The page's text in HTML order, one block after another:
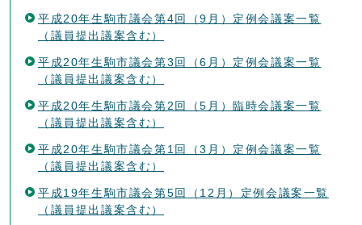
平成20年生駒市議会第4回（9月）定例会議案一覧
（議員提出議案含む）
平成20年生駒市議会第3回（6月）定例会議案一覧
（議員提出議案含む）
平成20年生駒市議会第2回（5月）臨時会議案一覧
（議員提出議案含む）
平成20年生駒市議会第1回（3月）定例会議案一覧
（議員提出議案含む）
平成19年生駒市議会第5回（12月）定例会議案一覧
（議員提出議案含む）